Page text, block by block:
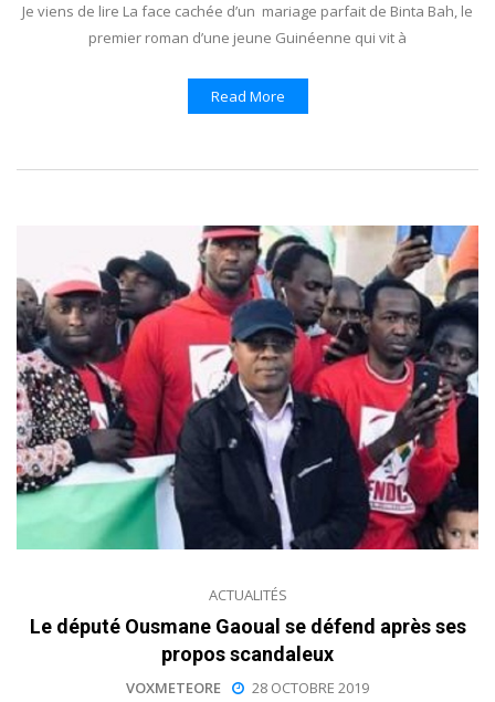
Je viens de lire La face cachée d’un mariage parfait de Binta Bah, le
premier roman d’une jeune Guinéenne qui vit à
Read More
ACTUALITÉS
Le député Ousmane Gaoual se défend après ses
propos scandaleux
VOXMETEORE 28 OCTOBRE 2019